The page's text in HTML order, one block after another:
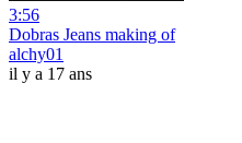
3:56
Dobras Jeans making of
alchy01
il y a 17 ans